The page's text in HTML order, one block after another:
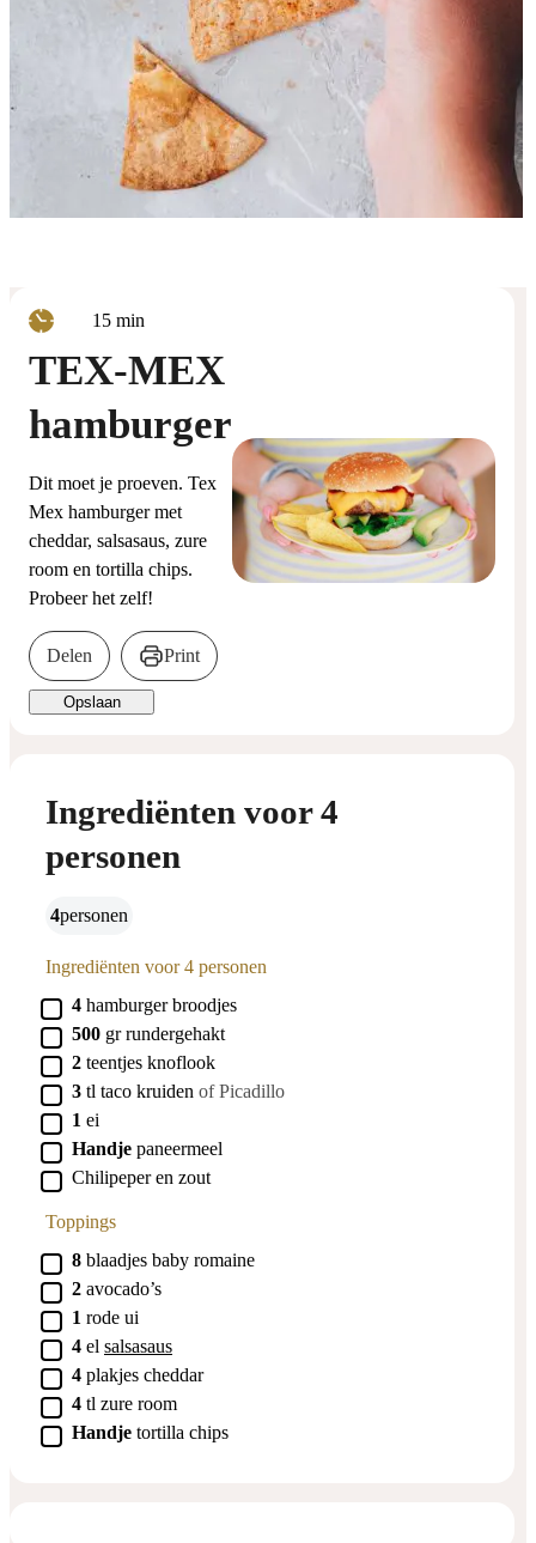
15minuten
min
TEX-MEX
hamburger
Dit moet je proeven. Tex
Mex hamburger met
cheddar, salsasaus, zure
room en tortilla chips.
Probeer het zelf!
Delen Print
Opslaan
Ingrediënten voor 4
personen
4 personen
Ingrediënten voor 4 personen
▢
4 hamburger broodjes
▢
500 gr rundergehakt
▢
2 teentjes knoflook
▢
3 tl taco kruiden of Picadillo
▢
1 ei
▢
Handje paneermeel
▢
Chilipeper en zout
Toppings
▢
8 blaadjes baby romaine
▢
2 avocado’s
▢
1 rode ui
▢
4 el salsasaus
▢
4 plakjes cheddar
▢
4 tl zure room
▢
Handje tortilla chips